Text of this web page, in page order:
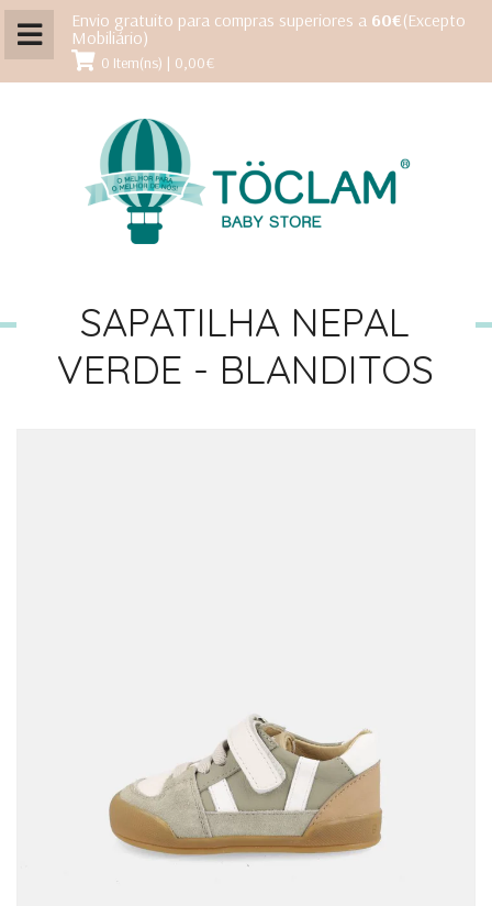
Envio gratuito para compras superiores a 60€(Excepto
Mobiliário)
0 Item(ns) | 0,00€
SAPATILHA NEPAL
VERDE - BLANDITOS